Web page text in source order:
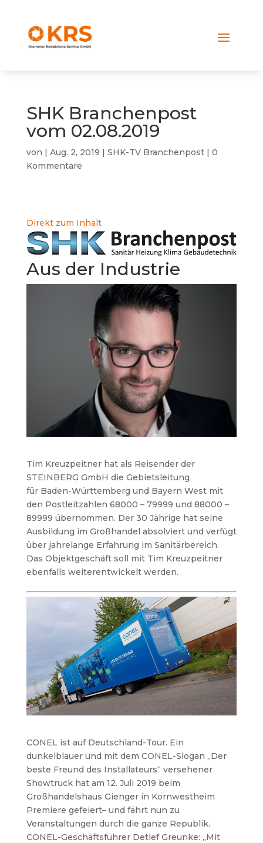
SHK Branchenpost
vom 02.08.2019
von | Aug. 2, 2019 | SHK-TV Branchenpost| 0
Kommentare
Direkt zum Inhalt
Aus der Industrie
Tim Kreuzpeitner hat als Reisender der
STEINBERG GmbH die Gebietsleitung
für Baden-Württemberg und Bayern West mit
den Postleitzahlen 68000 – 79999 und 88000 –
89999 übernommen. Der 30 Jährige hat seine
Ausbildung im Großhandel absolviert und verfügt
über jahrelange Erfahrung im Sanitärbereich.
Das Objektgeschäft soll mit Tim Kreuzpeitner
ebenfalls weiterentwickelt werden.
CONEL ist auf Deutschland-Tour. Ein
dunkelblauer und mit dem CONEL-Slogan „Der
beste Freund des Installateurs“ versehener
Showtruck hat am 12. Juli 2019 beim
Großhandelshaus Gienger in Kornwestheim
Premiere gefeiert– und fährt nun zu
Veranstaltungen durch die ganze Republik.
CONEL-Geschäftsführer Detlef Greunke: „Mit